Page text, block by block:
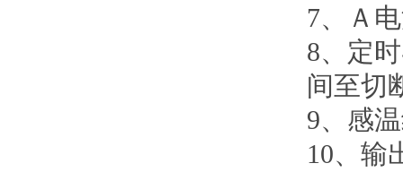
7、Ａ
8、定
间至切
9、感
10、输